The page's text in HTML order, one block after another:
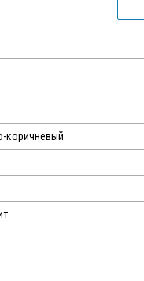
коричневый